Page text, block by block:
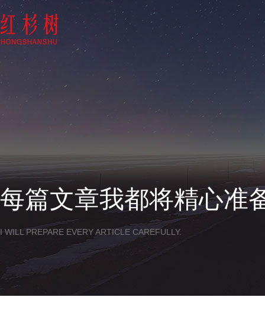
每篇文章我都将精心准
I WILL PREPARE EVERY ARTICLE CAREFULLY.